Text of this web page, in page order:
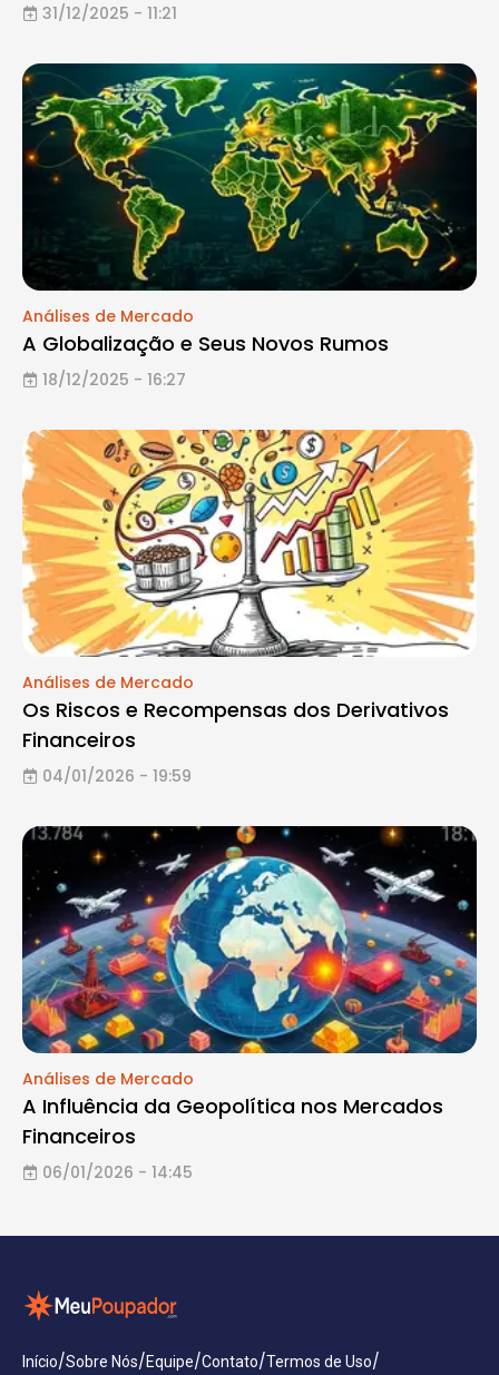
31/12/2025 - 11:21
Análises de Mercado
A Globalização e Seus Novos Rumos
18/12/2025 - 16:27
Análises de Mercado
Os Riscos e Recompensas dos Derivativos
Financeiros
04/01/2026 - 19:59
Análises de Mercado
A Influência da Geopolítica nos Mercados
Financeiros
06/01/2026 - 14:45
Início/Sobre Nós/Equipe/Contato/Termos de Uso/